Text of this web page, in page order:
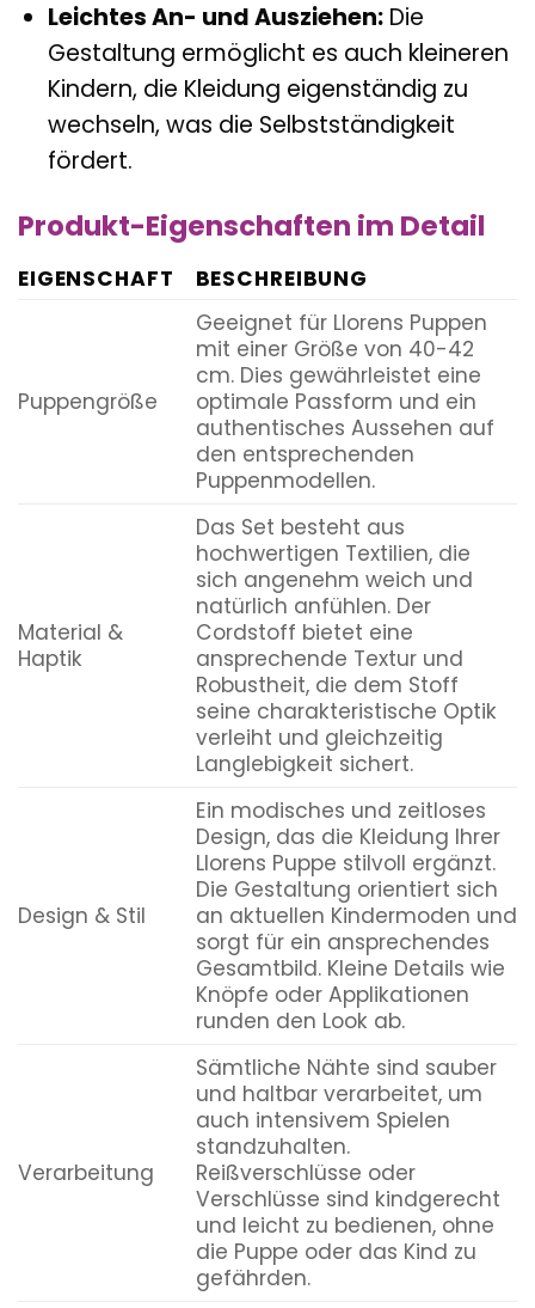
Leichtes An- und Ausziehen:Die
Gestaltung ermöglicht es auch kleineren
Kindern, die Kleidung eigenständig zu
wechseln, was die Selbstständigkeit
fördert.
Produkt-Eigenschaften im Detail
EIGENSCHAFT BESCHREIBUNG
Puppengröße
Geeignet für Llorens Puppen
mit einer Größe von 40-42
cm. Dies gewährleistet eine
optimale Passform und ein
authentisches Aussehen auf
den entsprechenden
Puppenmodellen.
Material &
Haptik
Das Set besteht aus
hochwertigen Textilien, die
sich angenehm weich und
natürlich anfühlen. Der
Cordstoff bietet eine
ansprechende Textur und
Robustheit, die dem Stoff
seine charakteristische Optik
verleiht und gleichzeitig
Langlebigkeit sichert.
Design & Stil
Ein modisches und zeitloses
Design, das die Kleidung Ihrer
Llorens Puppe stilvoll ergänzt.
Die Gestaltung orientiert sich
an aktuellen Kindermoden und
sorgt für ein ansprechendes
Gesamtbild. Kleine Details wie
Knöpfe oder Applikationen
runden den Look ab.
Verarbeitung
Sämtliche Nähte sind sauber
und haltbar verarbeitet, um
auch intensivem Spielen
standzuhalten.
Reißverschlüsse oder
Verschlüsse sind kindgerecht
und leicht zu bedienen, ohne
die Puppe oder das Kind zu
gefährden.